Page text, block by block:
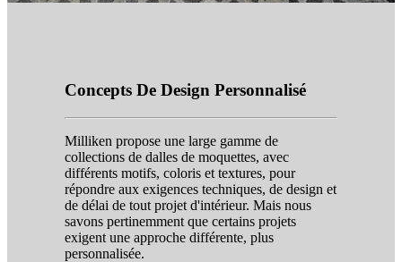
Concepts De Design Personnalisé
Milliken propose une large gamme de
collections de dalles de moquettes, avec
différents motifs, coloris et textures, pour
répondre aux exigences techniques, de design et
de délai de tout projet d'intérieur. Mais nous
savons pertinemment que certains projets
exigent une approche différente, plus
personnalisée.